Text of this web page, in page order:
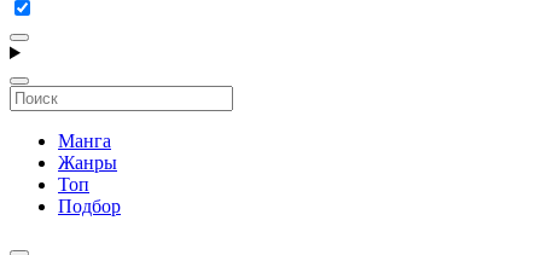
Манга
Жанры
Топ
Подбор